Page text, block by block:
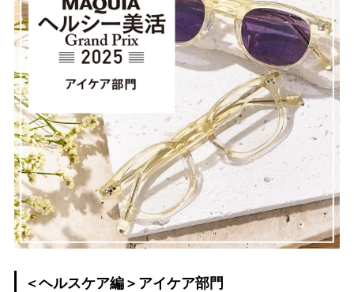
＜ヘルスケア編＞アイケア部門